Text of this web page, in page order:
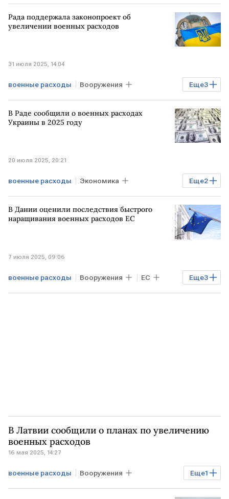
Рада поддержала законопроект об
увеличении военных расходов
31 июля 2025, 14:04
Еще3
военные расходы Вооружения
УКРАИНА Общество Рада
В Раде сообщили о военных расходах
Украины в 2025 году
20 июля 2025, 20:21
Еще2
военные расходы Экономика
Верховная рада УКРАИНА
В Дании оценили последствия быстрого
наращивания военных расходов ЕС
7 июля 2025, 09:06
Еще3
военные расходы Вооружения ЕС
НАТО ДАНИЯ оборона
В Латвии сообщили о планах по увеличению
военных расходов
16 мая 2025, 14:27
Еще1
военные расходы Вооружения
ЛАТВИЯ план